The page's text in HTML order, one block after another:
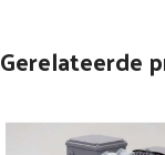
Gerelateerde